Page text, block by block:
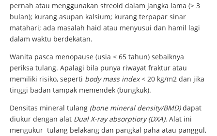
pernah atau menggunakan streoid dalam jangka lama (> 3
bulan); kurang asupan kalsium; kurang terpapar sinar
matahari; ada masalah haid atau menyusui dan hamil lagi
dalam waktu berdekatan.
Wanita pasca menopause (usia < 65 tahun) sebaiknya
periksa tulang. Apalagi bila punya riwayat fraktur atau
memiliki risiko, seperti body mass index< 20 kg/m2 dan jika
tinggi badan tampak memendek (bungkuk).
Densitas mineral tulang (bone mineral density/BMD)dapat
diukur dengan alat Dual X-ray absorptiory (DXA). Alat ini
mengukur tulang belakang dan pangkal paha atau panggul,